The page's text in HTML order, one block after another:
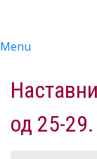
Menu
од 25-